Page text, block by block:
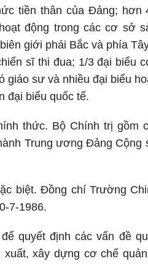
tiền thân của Đảng; hơn
động trong các cơ sở
giới phái Bắc và phía
sĩ thi đua; 1/3 đại biểu
giáo sư và nhiều đại biểu
đại biểu quốc tế.
thức. Bộ Chính trị gồm
Trung ương Đảng Cộng
biệt. Đồng chí Trường
7-1986.
quyết định các vấn đề
xây dựng cơ chế